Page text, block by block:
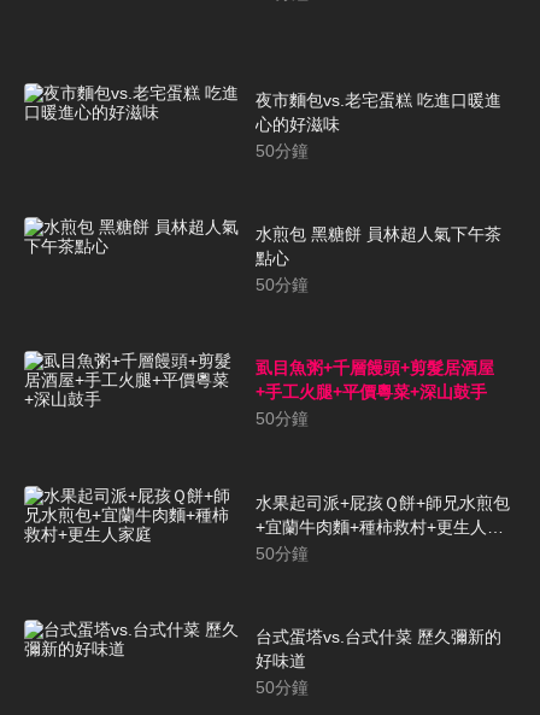
夜市麵包vs.老宅蛋糕 吃進口暖進
心的好滋味
50分鐘
水煎包 黑糖餅 員林超人氣下午茶
點心
50分鐘
虱目魚粥+千層饅頭+剪髮居酒屋
+手工火腿+平價粵菜+深山鼓手
50分鐘
水果起司派+屁孩Ｑ餅+師兄水煎包
+宜蘭牛肉麵+種柿救村+更生人家
庭
50分鐘
台式蛋塔vs.台式什菜 歷久彌新的
好味道
50分鐘